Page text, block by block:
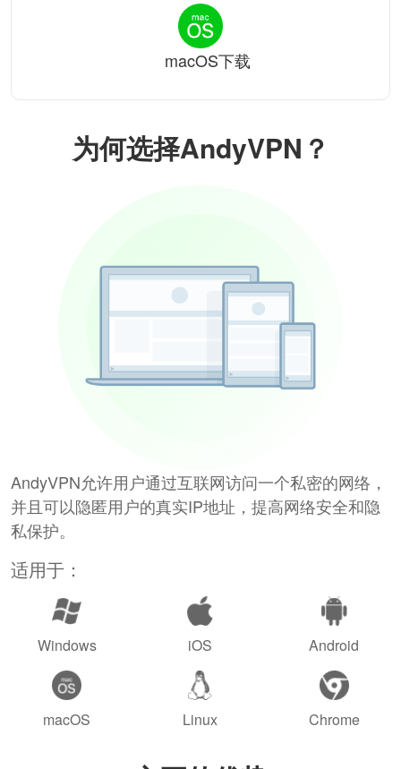
为何选择AndyVPN？
AndyVPN允许用户通过互联网访问一个私密的网络，
并且可以隐匿用户的真实IP地址，提高网络安全和隐
私保护。
适用于：
Windows iOS Android
macOS Linux Chrome
macOS下载